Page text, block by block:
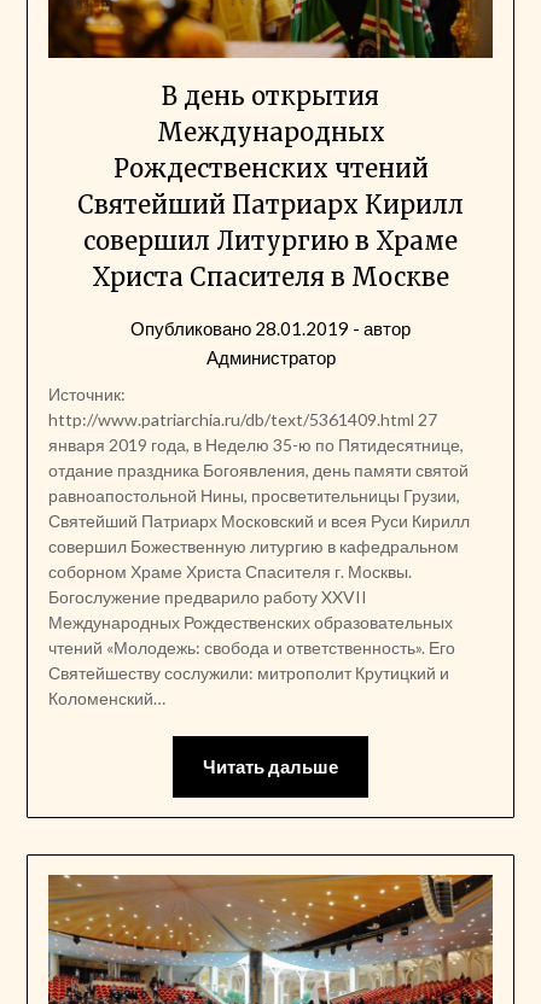
В день открытия
Международных
Рождественских чтений
Святейший Патриарх Кирилл
совершил Литургию в Храме
Христа Спасителя в Москве
Опубликовано 28.01.2019 - автор
Администратор
Источник:
http://www.patriarchia.ru/db/text/5361409.html 27
января 2019 года, в Неделю 35-ю по Пятидесятнице,
отдание праздника Богоявления, день памяти святой
равноапостольной Нины, просветительницы Грузии,
Святейший Патриарх Московский и всея Руси Кирилл
совершил Божественную литургию в кафедральном
соборном Храме Христа Спасителя г. Москвы.
Богослужение предварило работу XXVII
Международных Рождественских образовательных
чтений «Молодежь: свобода и ответственность». Его
Святейшеству сослужили: митрополит Крутицкий и
Коломенский…
Читать дальше